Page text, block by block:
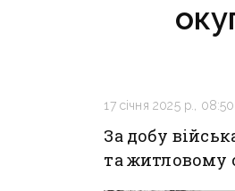
17 січня 2025 р., 08:50
За добу
та житловому